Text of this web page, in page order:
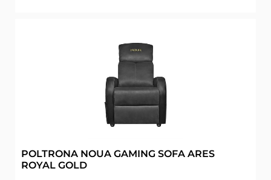
POLTRONA NOUA GAMING SOFA ARES
ROYAL GOLD